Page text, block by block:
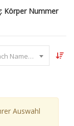
Körper Nummer
Nach Name sortieren
Auswahl